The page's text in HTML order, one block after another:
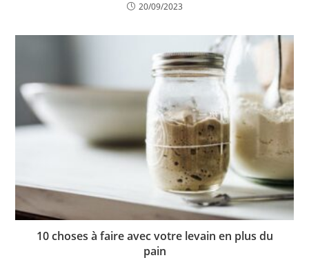
20/09/2023
10 choses à faire avec votre levain en plus du
pain